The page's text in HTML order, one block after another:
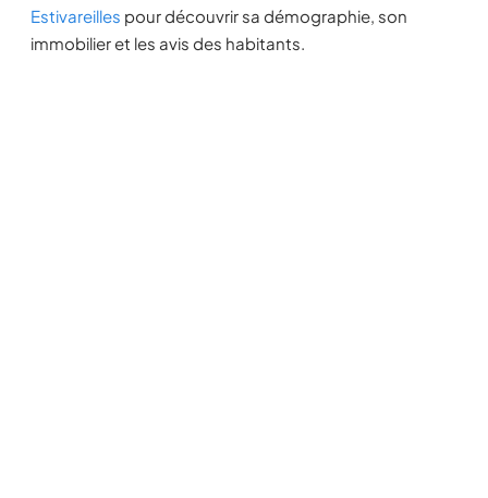
Estivareilles pour découvrir sa démographie, son
immobilier et les avis des habitants.